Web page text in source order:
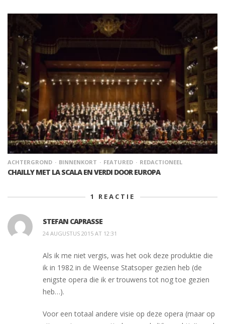
ACHTERGROND BINNENKORT FEATURED REDACTIONEEL
CHAILLY MET LA SCALA EN VERDI DOOR EUROPA
1 REACTIE
STEFAN CAPRASSE
24 AUGUSTUS 2015 AT 12:31
Als ik me niet vergis, was het ook deze produktie die
ik in 1982 in de Weense Statsoper gezien heb (de
enigste opera die ik er trouwens tot nog toe gezien
heb…).
Voor een totaal andere visie op deze opera (maar op